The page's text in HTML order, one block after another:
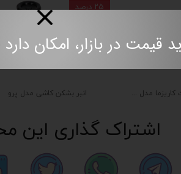
انبر بشکن کاشی مدل پرو
۲۵ درصد
قواره بر ۶۰ سانت کاریزما مدل جِسی
اشتراک گذاری این
در بازار، امکان